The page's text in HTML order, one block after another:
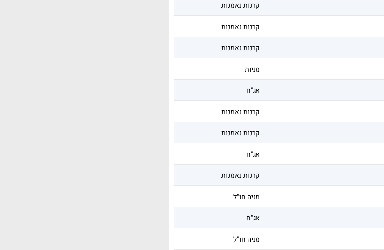
קרנות נאמנות
קרנות נאמנות
קרנות נאמנות
מניות
אג"ח
קרנות נאמנות
קרנות נאמנות
אג"ח
קרנות נאמנות
מניה חו"ל
אג"ח
מניה חו"ל